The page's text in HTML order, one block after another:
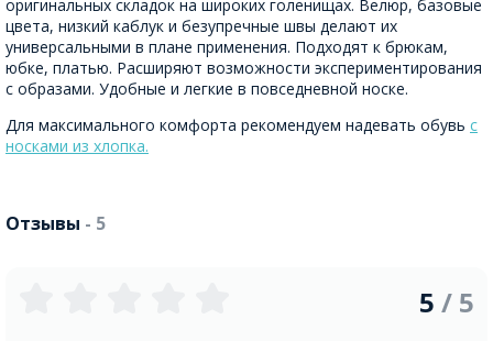
оригинальных складок на широких голенищах. Велюр, базовые
цвета, низкий каблук и безупречные швы делают их
универсальными в плане применения. Подходят к брюкам,
юбке, платью. Расширяют возможности экспериментирования
с образами. Удобные и легкие в повседневной носке.
Для максимального комфорта рекомендуем надевать обувь с
носками из хлопка.
Отзывы - 5
5 / 5